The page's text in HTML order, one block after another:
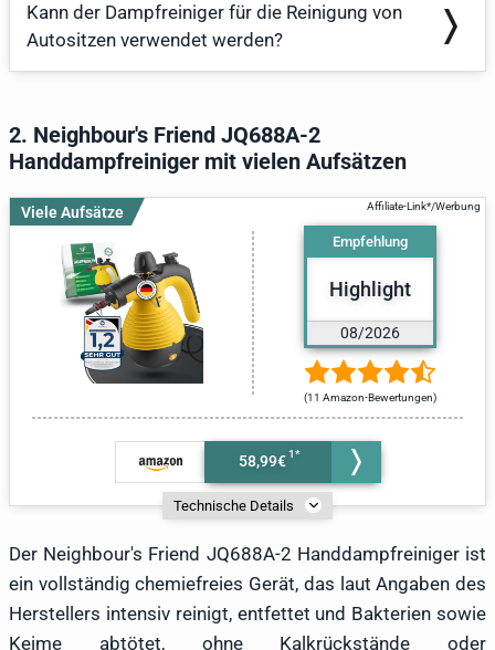
Kann der Dampfreiniger für die Reinigung von
Autositzen verwendet werden?
2. Neighbour's Friend JQ688A-2
Handdampfreiniger mit vielen Aufsätzen
Viele Aufsätze
58,99€
Empfehlung
Highlight
08/2026
(11 Amazon-Bewertungen)
Technische Details
Der Neighbour's Friend JQ688A-2 Handdampfreiniger ist
ein vollständig chemiefreies Gerät, das laut Angaben des
Herstellers intensiv reinigt, entfettet und Bakterien sowie
Keime abtötet, ohne Kalkrückstände oder